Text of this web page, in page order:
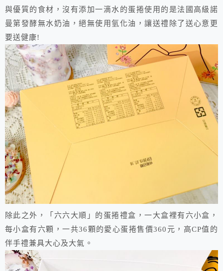
與優質的食材，沒有添加一滴水的蛋捲使用的是法國高級諾
曼第發酵無水奶油，絕無使用氫化油，讓送禮除了送心意更
要送健康!
除此之外，「六六大順」的蛋捲禮盒，一大盒裡有六小盒，
每小盒有六顆，一共36顆的愛心蛋捲售價360元，高CP值的
伴手禮兼具大心及大氣。